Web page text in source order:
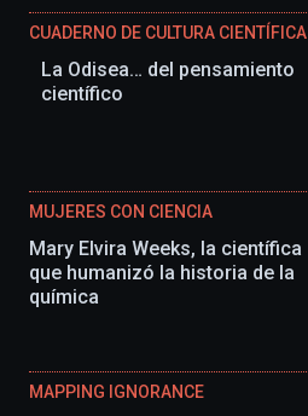
CUADERNO DE CULTURA CIENTÍFICA
La Odisea… del pensamiento
científico
MUJERES CON CIENCIA
Mary Elvira Weeks, la científica
que humanizó la historia de la
química
MAPPING IGNORANCE